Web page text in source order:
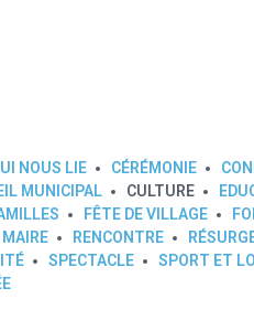
NOUS LIE CÉRÉMONIE
MUNICIPAL CULTURE
FÊTE DE VILLAGE
MAIRE RENCONTRE
SPECTACLE
SPORT ET